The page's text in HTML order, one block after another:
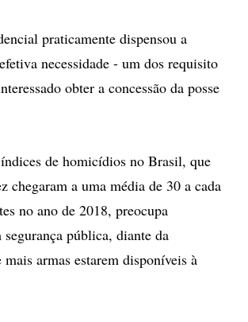
praticamente dispensou a
necessidade - um dos requisito
obter a concessão da posse
de homicídios no Brasil, que
chegaram a uma média de 30 a cada
no ano de 2018, preocupa
segurança pública, diante da
armas estarem disponíveis à